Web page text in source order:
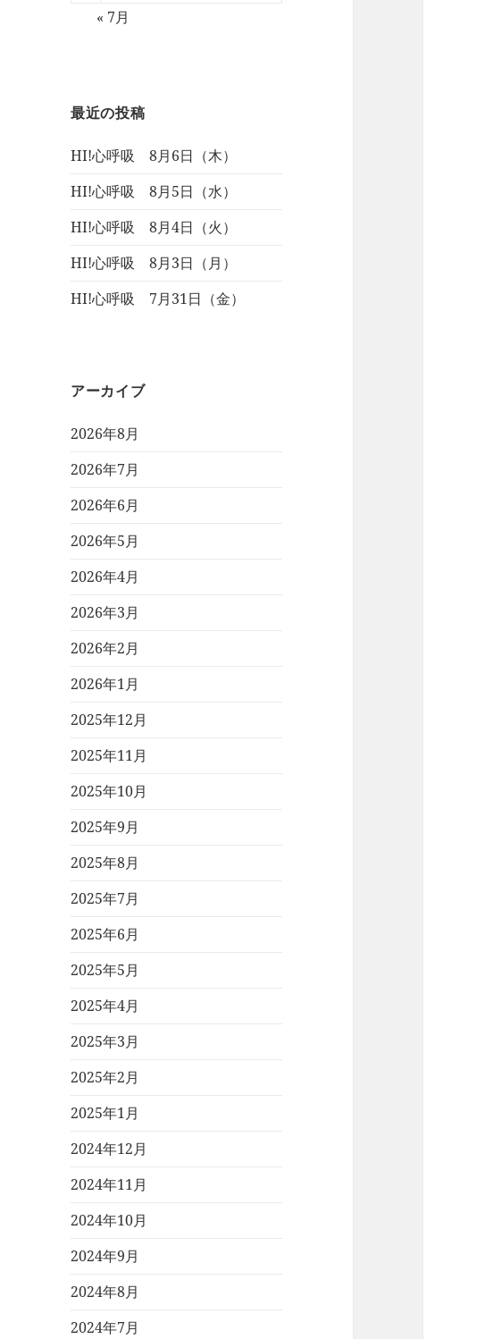
« 7月
最近の投稿
HI!心呼吸 8月6日（木）
HI!心呼吸 8月5日（水）
HI!心呼吸 8月4日（火）
HI!心呼吸 8月3日（月）
HI!心呼吸 7月31日（金）
アーカイブ
2026年8月
2026年7月
2026年6月
2026年5月
2026年4月
2026年3月
2026年2月
2026年1月
2025年12月
2025年11月
2025年10月
2025年9月
2025年8月
2025年7月
2025年6月
2025年5月
2025年4月
2025年3月
2025年2月
2025年1月
2024年12月
2024年11月
2024年10月
2024年9月
2024年8月
2024年7月